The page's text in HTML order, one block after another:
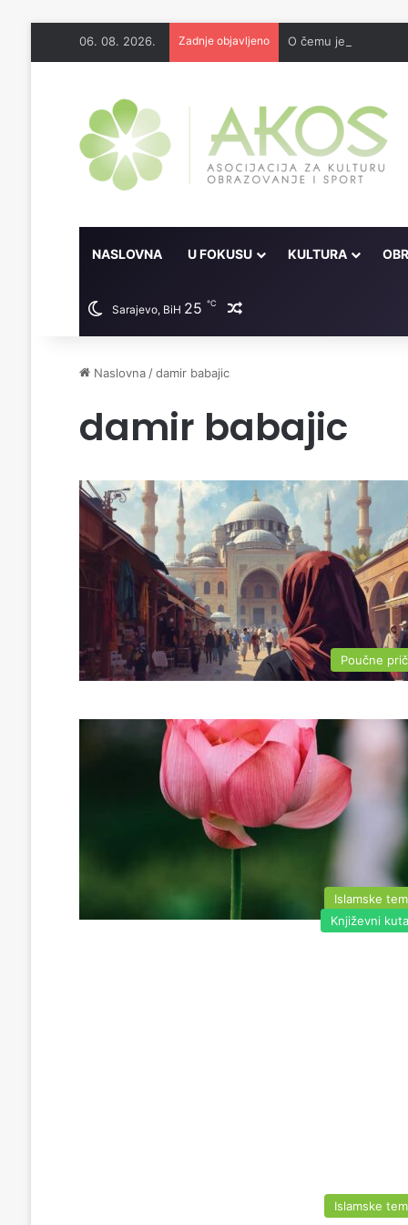
06. 08. 2026. Zadnje objavljeno O čemu je sve pisao
NASLOVNA U FOKUSU KULTURA
Sarajevo, BiH 25 ℃ Random članak
Naslovna /damir babajic
damir babajic
Poučne
Islamske
Književni
Islamske